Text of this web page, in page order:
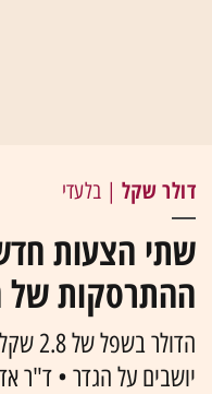
דולר שקל | בלעדי
שתי הצעות
ההתרסקות של
יושבים על הגדר • ד"ר